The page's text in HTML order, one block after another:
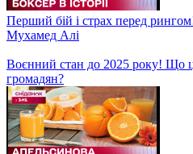
Жорсткий контроль! Чи варто
роботу своїх дітей?